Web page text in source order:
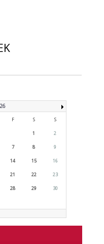
F S S
1 2
7 8 9
14 15 16
21 22 23
28 29 30